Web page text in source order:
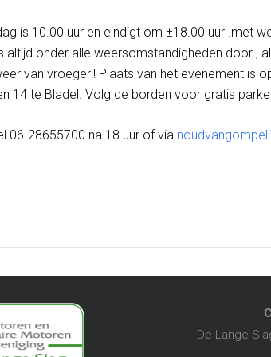
is 10.00 uur en eindigt om ±18.00 uur .met
altijd onder alle weersomstandigheden door ,
van vroeger!! Plaats van het evenement is
14 te Bladel. Volg de borden voor gratis
06-28655700 na 18 uur of via
De Lange